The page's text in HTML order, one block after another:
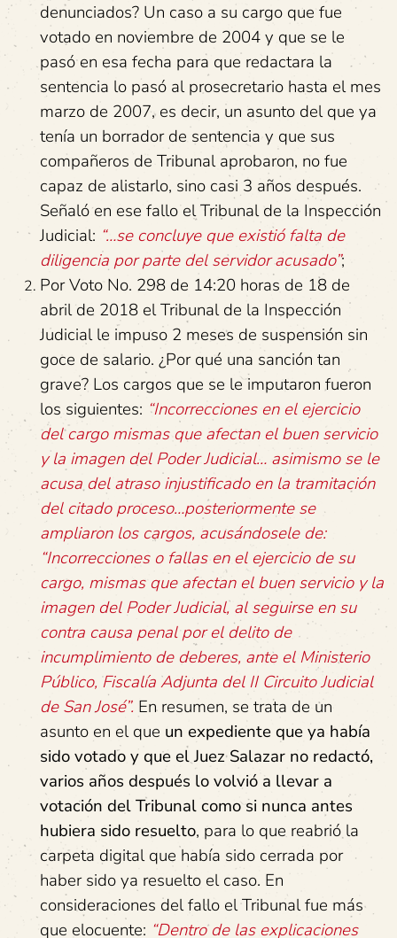
denunciados? Un caso a su cargo que fue
votado en noviembre de 2004 y que se le
pasó en esa fecha para que redactara la
sentencia lo pasó al prosecretario hasta el mes
marzo de 2007, es decir, un asunto del que ya
tenía un borrador de sentencia y que sus
compañeros de Tribunal aprobaron, no fue
capaz de alistarlo, sino casi 3 años después.
Señaló en ese fallo el Tribunal de la Inspección
Judicial: “…se concluye que existió falta de
diligencia por parte del servidor acusado”;
Por Voto No. 298 de 14:20 horas de 18 de
abril de 2018 el Tribunal de la Inspección
Judicial le impuso 2 meses de suspensión sin
goce de salario. ¿Por qué una sanción tan
grave? Los cargos que se le imputaron fueron
los siguientes: “Incorrecciones en el ejercicio
del cargo mismas que afectan el buen servicio
y la imagen del Poder Judicial… asimismo se le
acusa del atraso injustificado en la tramitación
del citado proceso…posteriormente se
ampliaron los cargos, acusándosele de:
“Incorrecciones o fallas en el ejercicio de su
cargo, mismas que afectan el buen servicio y la
imagen del Poder Judicial, al seguirse en su
contra causa penal por el delito de
incumplimiento de deberes, ante el Ministerio
Público, Fiscalía Adjunta del II Circuito Judicial
de San José”. En resumen, se trata de un
asunto en el que un expediente que ya había
sido votado y que el Juez Salazar no redactó,
varios años después lo volvió a llevar a
votación del Tribunal como si nunca antes
hubiera sido resuelto, para lo que reabrió la
carpeta digital que había sido cerrada por
haber sido ya resuelto el caso. En
consideraciones del fallo el Tribunal fue más
que elocuente: “Dentro de las explicaciones